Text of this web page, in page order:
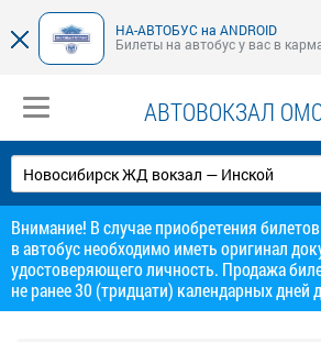
НА-АВТОБУС на ANDROID
Билеты на автобус у вас в
АВТОВОКЗАЛ
Внимание! В случае приобретения
в автобус необходимо иметь оригинал
удостоверяющего личность. Продажа
не ранее 30 (тридцати) календарных дней